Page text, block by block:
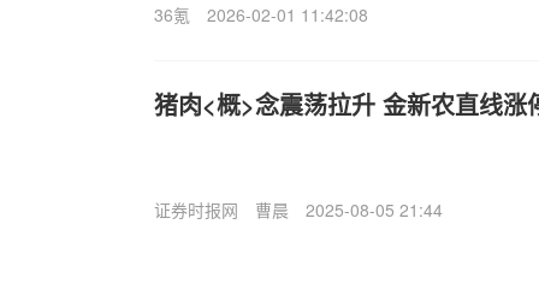
36氪 2026-02-01 11:42:08
猪肉<概>念震荡拉升 金新农直线涨
证券时报网 曹晨 2025-08-05 21:44